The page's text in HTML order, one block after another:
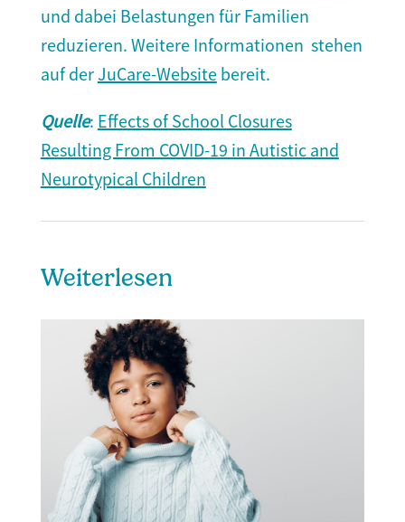
und dabei Belastungen für Familien
reduzieren. Weitere Informationen stehen
auf derJuCare-Websitebereit.
Quelle: Effects of School Closures
Resulting From COVID-19 in Autistic and
Neurotypical Children
Weiterlesen